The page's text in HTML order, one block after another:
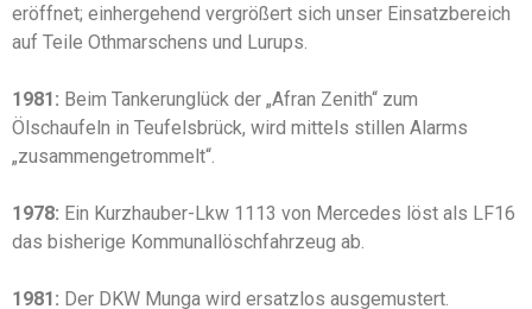
eröffnet; einhergehend vergrößert sich unser Einsatzbereich
auf Teile Othmarschens und Lurups.
1981: Beim Tankerunglück der „Afran Zenith“ zum
Ölschaufeln in Teufelsbrück, wird mittels stillen Alarms
„zusammengetrommelt“.
1978: Ein Kurzhauber-Lkw 1113 von Mercedes löst als LF16
das bisherige Kommunallöschfahrzeug ab.
1981: Der DKW Munga wird ersatzlos ausgemustert.